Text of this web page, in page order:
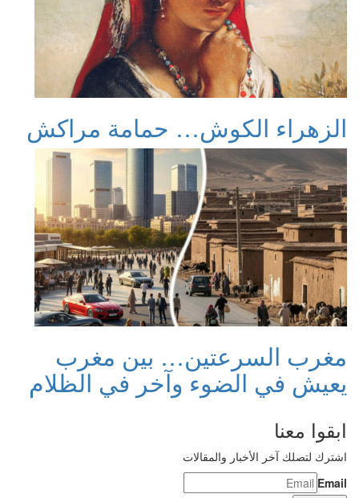
الزهراء الكوش… حمامة مراكش
مغرب السرعتين… بين مغرب
يعيش في الضوء وآخر في الظلام
ابقوا معنا
اشترك لتصلك آخر الأخبار والمقالات
Email